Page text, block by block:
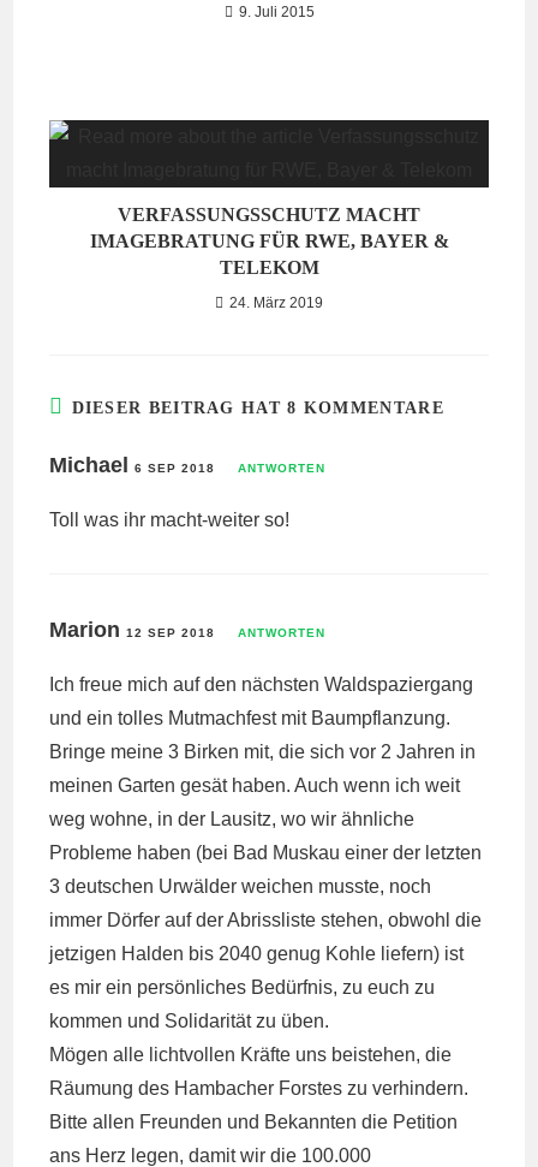
9. Juli 2015
VERFASSUNGSSCHUTZ MACHT
IMAGEBRATUNG FÜR RWE, BAYER &
TELEKOM
24. März 2019
DIESER BEITRAG HAT 8 KOMMENTARE
Michael6 SEP 2018 ANTWORTEN
Toll was ihr macht-weiter so!
Marion12 SEP 2018 ANTWORTEN
Ich freue mich auf den nächsten Waldspaziergang
und ein tolles Mutmachfest mit Baumpflanzung.
Bringe meine 3 Birken mit, die sich vor 2 Jahren in
meinen Garten gesät haben. Auch wenn ich weit
weg wohne, in der Lausitz, wo wir ähnliche
Probleme haben (bei Bad Muskau einer der letzten
3 deutschen Urwälder weichen musste, noch
immer Dörfer auf der Abrissliste stehen, obwohl die
jetzigen Halden bis 2040 genug Kohle liefern) ist
es mir ein persönliches Bedürfnis, zu euch zu
kommen und Solidarität zu üben.
Mögen alle lichtvollen Kräfte uns beistehen, die
Räumung des Hambacher Forstes zu verhindern.
Bitte allen Freunden und Bekannten die Petition
ans Herz legen, damit wir die 100.000